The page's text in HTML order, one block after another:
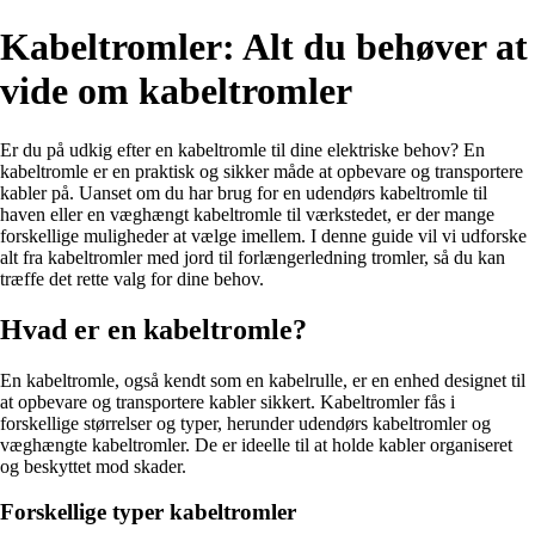
Kabeltromler: Alt du behøver at
vide om kabeltromler
Er du på udkig efter en kabeltromle til dine elektriske behov? En
kabeltromle er en praktisk og sikker måde at opbevare og transportere
kabler på. Uanset om du har brug for en udendørs kabeltromle til
haven eller en væghængt kabeltromle til værkstedet, er der mange
forskellige muligheder at vælge imellem. I denne guide vil vi udforske
alt fra kabeltromler med jord til forlængerledning tromler, så du kan
træffe det rette valg for dine behov.
Hvad er en kabeltromle?
En kabeltromle, også kendt som en kabelrulle, er en enhed designet til
at opbevare og transportere kabler sikkert. Kabeltromler fås i
forskellige størrelser og typer, herunder udendørs kabeltromler og
væghængte kabeltromler. De er ideelle til at holde kabler organiseret
og beskyttet mod skader.
Forskellige typer kabeltromler